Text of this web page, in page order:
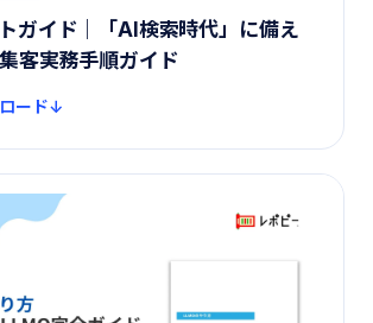
ガイド｜「AI検索時代」に備え
客実務手順ガイド
ード